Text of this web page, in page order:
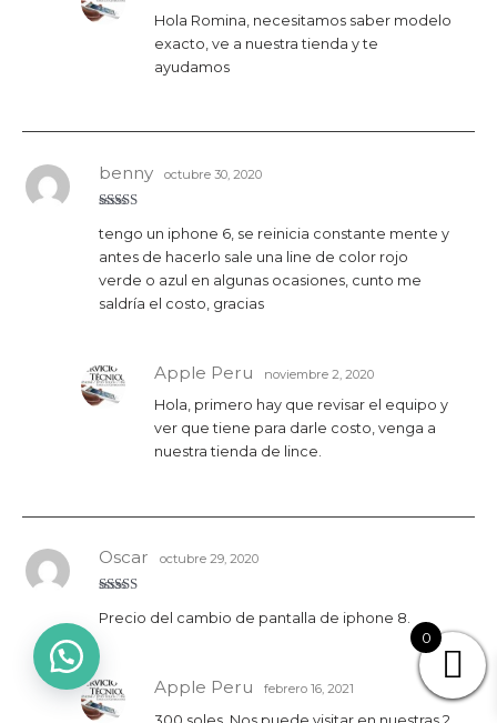
Hola Romina, necesitamos saber modelo
exacto, ve a nuestra tienda y te
ayudamos
con4de
benny octubre 30, 2020
tengo un iphone 6, se reinicia constante mente y
antes de hacerlo sale una line de color rojo
verde o azul en algunas ocasiones, cunto me
saldría el costo, gracias
Apple Peru noviembre 2, 2020
Hola, primero hay que revisar el equipo y
ver que tiene para darle costo, venga a
nuestra tienda de lince.
do con
Oscar octubre 29, 2020
Precio del cambio de pantalla de iphone 8.
Apple Peru febrero 16, 2021
0